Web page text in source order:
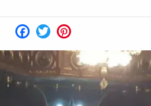
Facebook
Twitter